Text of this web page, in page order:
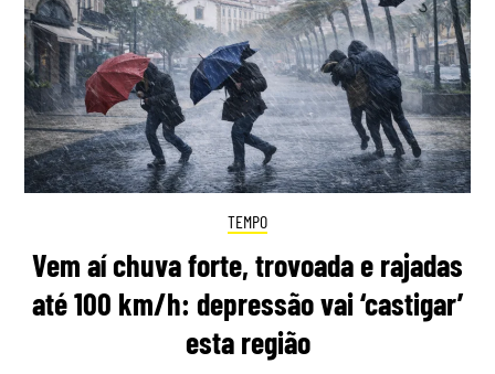
TEMPO
Vem aí chuva forte, trovoada e rajadas
até 100 km/h: depressão vai ‘castigar’
esta região